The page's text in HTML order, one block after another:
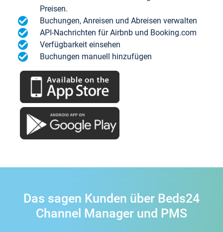
Preisen.
Buchungen, Anreisen und Abreisen verwalten
API-Nachrichten für Airbnb und Booking.com
Verfügbarkeit einsehen
Buchungen manuell hinzufügen
Das sagen Kunden über Beds24
Channel Manager und PMS